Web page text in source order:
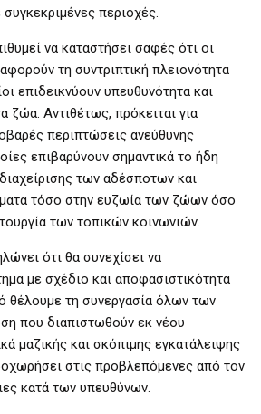
περιοχές.
να καταστήσει σαφές ότι οι
τη συντριπτική πλειονότητα
επιδεικνύουν υπευθυνότητα και
ζώα. Αντιθέτως, πρόκειται για
περιπτώσεις ανεύθυνης
επιβαρύνουν σημαντικά το ήδη
των αδέσποτων και
τόσο στην ευζωία των ζώων όσο
των τοπικών κοινωνιών.
ότι θα συνεχίσει να
με σχέδιο και αποφασιστικότητα
θέλουμε τη συνεργασία όλων των
που διαπιστωθούν εκ νέου
μαζικής και σκόπιμης εγκατάλειψης
στις προβλεπόμενες από τον
κατά των υπευθύνων.